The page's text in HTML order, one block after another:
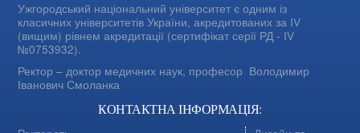
Ужгородський національний університет є одним із
класичних університетів України, акредитованих за IV
(вищим) рівнем акредитації (сертифікат серії РД - IV
№0753932).
Ректор – доктор медичних наук, професор Володимир
Іванович Смоланка
КОНТАКТНА ІНФОРМАЦІЯ: